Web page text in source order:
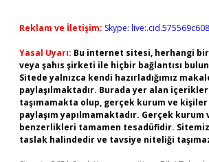
Reklam ve İletişim: Skype:
Yasal Uyarı: Bu internet sitesi, herhangi
veya şahıs şirketi ile hiçbir bağlantısı
Sitede yalnızca kendi hazırladığımız
paylaşılmaktadır. Burada yer alan
taşımamakta olup, gerçek kurum ve kişiler
paylaşım yapılmamaktadır. Gerçek
benzerlikleri tamamen tesadüfidir.
taslak halindedir ve tavsiye niteliği